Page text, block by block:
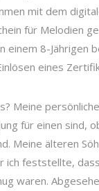
mit dem
für Melodien
einem 8-Jährigen
eines
Meine
für einen sind,
Meine älteren
ich feststellte,
waren.